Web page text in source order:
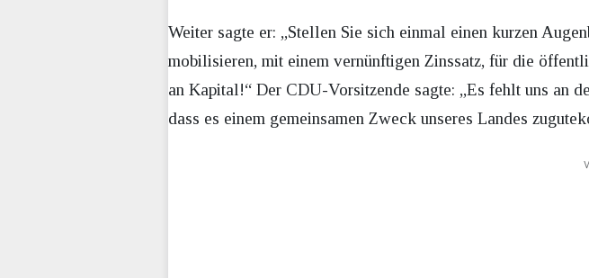
Weiter sagte er: „Stellen Sie sich einmal einen kurzen
mobilisieren, mit einem vernünftigen Zinssatz, für die
an Kapital!“ Der CDU-Vorsitzende sagte: „Es fehlt uns an
dass es einem gemeinsamen Zweck unseres Landes